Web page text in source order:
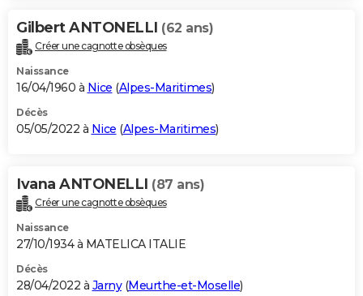
Gilbert ANTONELLI (62 ans)
Créer une cagnotte obsèques
Naissance
16/04/1960 à Nice (Alpes-Maritimes)
Décès
05/05/2022 à Nice (Alpes-Maritimes)
Ivana ANTONELLI (87 ans)
Créer une cagnotte obsèques
Naissance
27/10/1934 à MATELICA ITALIE
Décès
28/04/2022 à Jarny(Meurthe-et-Moselle)